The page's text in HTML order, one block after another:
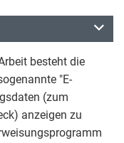
besteht die
"E-
(zum
anzeigen zu